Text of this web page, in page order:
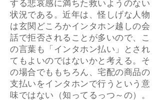
する悲哀感に満ちた救いようのない
状況である。近年は、怪しげな人物
は玄関どころかインタホン越しの会
話で拒否されることが多いので、こ
の言葉も「インタホン払い」とされ
てもよいのではないかと考える。そ
の場合でももちろん、宅配の商品の
支払いをインタホンで行うという意
味ではない（知ってるっつ～の）。